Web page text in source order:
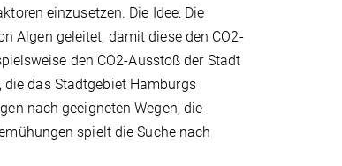
einzusetzen. Die Idee: Die
Algen geleitet, damit diese den CO2-
den CO2-Ausstoß der Stadt
das Stadtgebiet Hamburgs
nach geeigneten Wegen, die
spielt die Suche nach